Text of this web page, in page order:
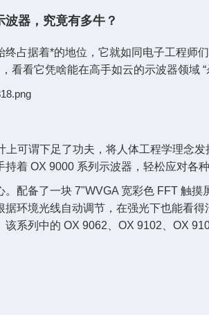
器，究竟有多牛？
占据着*的地位，它就如同电子工程师
看它凭啥能在高手如云的示波器领域 “
上可谓下足了功夫，将人体工程学理念
着 OX 9000 系列示波器，轻松应对各
配备了一块 7"WVGA 宽彩色 FFT 触
环境光线自动调节，在强光下也能看
系列中的 OX 9062、OX 9102、OX